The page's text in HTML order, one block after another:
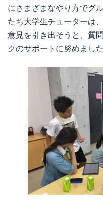
にさまざまなやり方でグ
たち大学生チューターは
意見を引き出そうと、質
クのサポートに努めました